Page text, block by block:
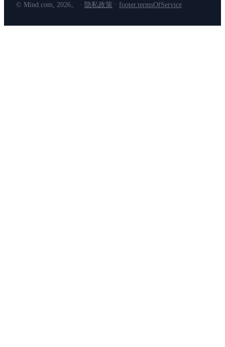
© Mind.com, 2026。 · 隐私政策 · footer.termsOfService